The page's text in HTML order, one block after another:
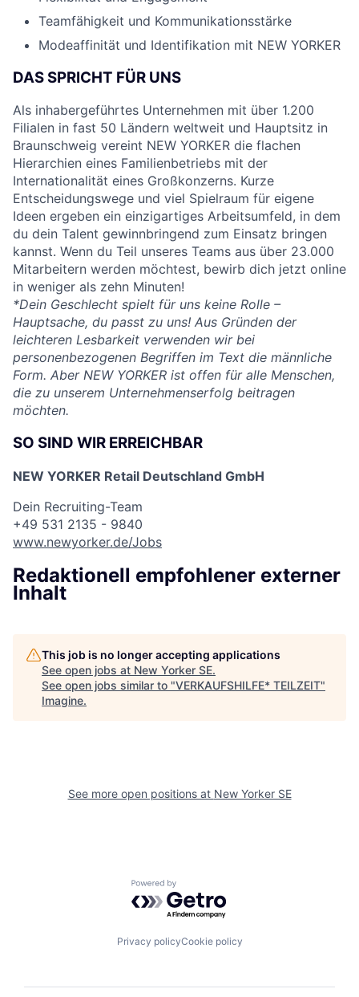
Teamfähigkeit und Kommunikationsstärke
Modeaffinität und Identifikation mit NEW YORKER
DAS SPRICHT FÜR UNS
Als inhabergeführtes Unternehmen mit über 1.200
Filialen in fast 50 Ländern weltweit und Hauptsitz in
Braunschweig vereint NEW YORKER die flachen
Hierarchien eines Familienbetriebs mit der
Internationalität eines Großkonzerns. Kurze
Entscheidungswege und viel Spielraum für eigene
Ideen ergeben ein einzigartiges Arbeitsumfeld, in dem
du dein Talent gewinnbringend zum Einsatz bringen
kannst. Wenn du Teil unseres Teams aus über 23.000
Mitarbeitern werden möchtest, bewirb dich jetzt online
in weniger als zehn Minuten!
*Dein Geschlecht spielt für uns keine Rolle –
Hauptsache, du passt zu uns! Aus Gründen der
leichteren Lesbarkeit verwenden wir bei
personenbezogenen Begriffen im Text die männliche
Form. Aber NEW YORKER ist offen für alle Menschen,
die zu unserem Unternehmenserfolg beitragen
möchten.
SO SIND WIR ERREICHBAR
NEW YORKER Retail Deutschland GmbH
Dein Recruiting-Team
+49 531 2135 - 9840
www.newyorker.de/Jobs
Redaktionell empfohlener externer
Inhalt
This job is no longer accepting applications
See open jobs at New Yorker SE.
See open jobs similar to "VERKAUFSHILFE* TEILZEIT"
Imagine.
See more open positions at New Yorker SE
Powered by Getro.com
Privacy policyCookie policy